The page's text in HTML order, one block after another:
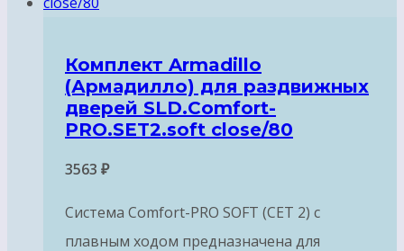
Комплект Armadillo
(Армадилло) для раздвижных
дверей SLD.Comfort-
PRO.SET2.soft close/80
3563 ₽
Система Comfort-PRO SOFT (СЕТ 2) с
плавным ходом предназначена для